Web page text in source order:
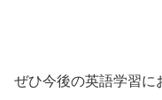
ぜひ今後の英語学習に